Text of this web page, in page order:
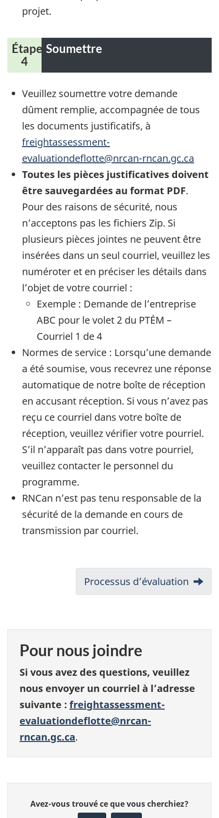
projet.
Étape
4
Soumettre
Veuillez soumettre votre demande
dûment remplie, accompagnée de tous
les documents justificatifs, à
freightassessment-
evaluationdeflotte@nrcan-rncan.gc.ca
Toutes les pièces justificatives doivent
être sauvegardées au format PDF.
Pour des raisons de sécurité, nous
n’acceptons pas les fichiers Zip. Si
plusieurs pièces jointes ne peuvent être
insérées dans un seul courriel, veuillez les
numéroter et en préciser les détails dans
l’objet de votre courriel :
Exemple : Demande de l’entreprise
ABC pour le volet 2 du PTÉM –
Courriel 1 de 4
Normes de service : Lorsqu’une demande
a été soumise, vous recevrez une réponse
automatique de notre boîte de réception
en accusant réception. Si vous n’avez pas
reçu ce courriel dans votre boîte de
réception, veuillez vérifier votre pourriel.
S’il n’apparaît pas dans votre pourriel,
veuillez contacter le personnel du
programme.
RNCan n’est pas tenu responsable de la
sécurité de la demande en cours de
transmission par courriel.
navigation
Next:
Processus d’évaluation
Pour nous joindre
Si vous avez des questions, veuillez
nous envoyer un courriel à l’adresse
suivante : freightassessment-
evaluationdeflotte@nrcan-
rncan.gc.ca.
Donnez
votre
Avez-vous trouvé ce que vous cherchiez?